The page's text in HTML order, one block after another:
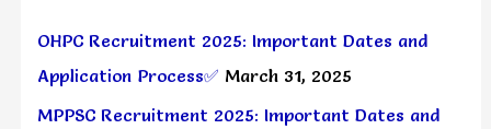
OHPC Recruitment 2025: Important Dates and
Application Process✅ March 31, 2025
MPPSC Recruitment 2025: Important Dates and